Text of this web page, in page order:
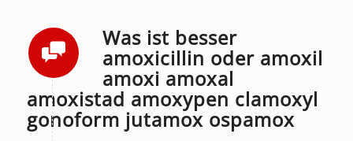
Was ist besser
amoxicillin oder amoxil
amoxi amoxal
amoxistad amoxypen clamoxyl
gonoform jutamox ospamox